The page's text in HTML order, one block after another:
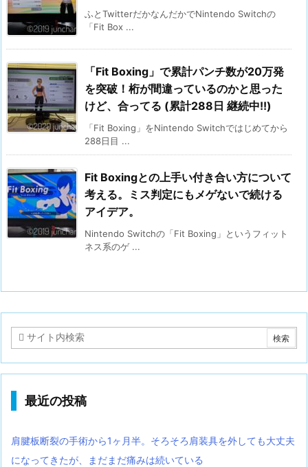
ふとTwitterだかなんだかでNintendo Switchの
「Fit Box ...
「Fit Boxing」で累計パンチ数が20万発
を突破！桁が間違っているのかと思った
けど、合ってる (累計288日 継続中!!)
「Fit Boxing」をNintendo Switchではじめてから
288日目 ...
Fit Boxingとの上手い付き合い方について
考える。ミス判定にもメゲないで続ける
アイデア。
Nintendo Switchの「Fit Boxing」というフィット
ネス系のゲ ...
最近の投稿
肩腱板断裂の手術から1ヶ月半。そろそろ肩装具を外しても大丈夫
になってきたが、まだまだ痛みは続いている